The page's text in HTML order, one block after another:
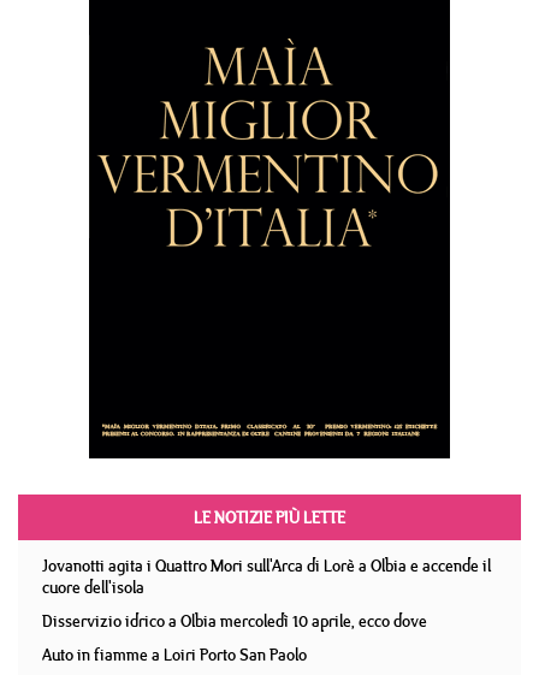
LE NOTIZIE PIÙ LETTE
Jovanotti agita i Quattro Mori sull'Arca di Lorè a Olbia e accende il
cuore dell'isola
Disservizio idrico a Olbia mercoledì 10 aprile, ecco dove
Auto in fiamme a Loiri Porto San Paolo